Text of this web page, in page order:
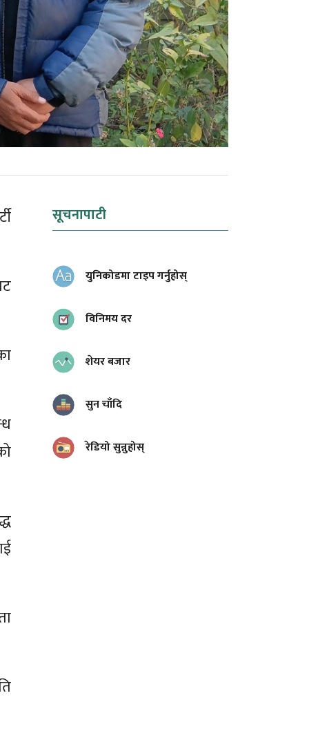
सूचनापाटी
युनिकोडमा टाइप गर्नुहोस्
विनिमय दर
शेयर बजार
सुन चाँदि
रेडियो सुन्नुहोस्